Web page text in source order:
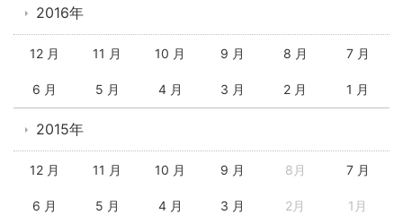
2016年
12 月 11 月 10 月 9 月 8 月 7 月
6 月 5 月 4 月 3 月 2 月 1 月
2015年
12 月 11 月 10 月 9 月 8月 7 月
6 月 5 月 4 月 3 月 2月 1月